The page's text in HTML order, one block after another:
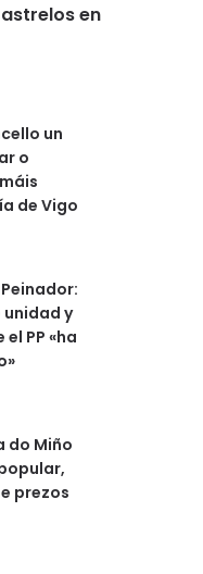
en
un
o
de Vigo
y
PP «ha
do Miño
prezos